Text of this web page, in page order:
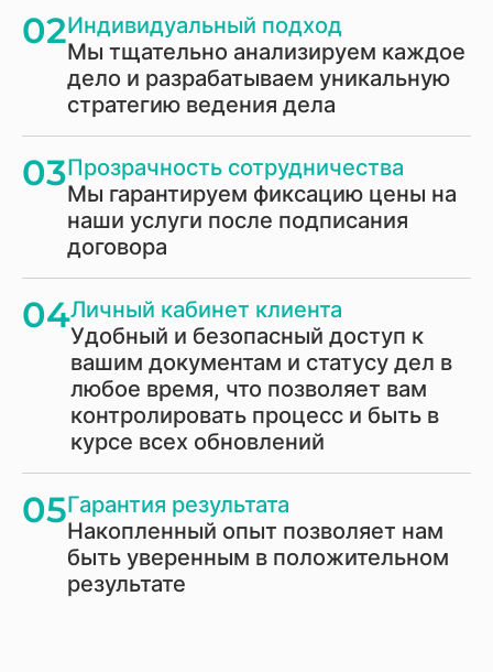
02Индивидуальный подход
Мы тщательно анализируем каждое
дело и разрабатываем уникальную
стратегию ведения дела
03Прозрачность сотрудничества
Мы гарантируем фиксацию цены на
наши услуги после подписания
договора
04Личный кабинет клиента
Удобный и безопасный доступ к
вашим документам и статусу дел в
любое время, что позволяет вам
контролировать процесс и быть в
курсе всех обновлений
05Гарантия результата
Накопленный опыт позволяет нам
быть уверенным в положительном
результате